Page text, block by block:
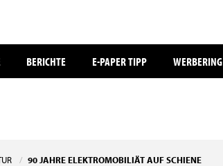
BERICHTE E-PAPER TIPP WERBERING
90 JAHRE ELEKTROMOBILIÄT AUF SCHIENE